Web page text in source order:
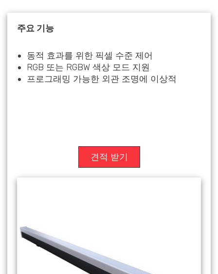
주요 기능
동적 효과를 위한 픽셀 수준 제어
RGB 또는 RGBW 색상 모드 지원
프로그래밍 가능한 외관 조명에 이상적
견적 받기